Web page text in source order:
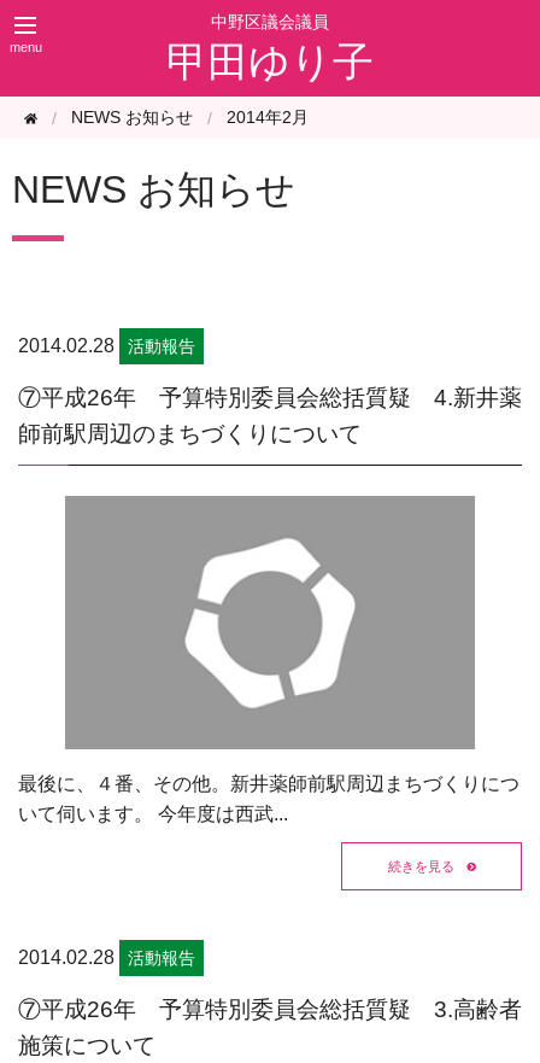
甲田ゆり子
NEWS お知らせ 2014年2月
NEWS お知らせ
2014.02.28 活動報告
⑦平成26年 予算特別委員会総括質疑 4.新井薬
師前駅周辺のまちづくりについて
最後に、４番、その他。新井薬師前駅周辺まちづくりにつ
いて伺います。 今年度は西武...
続きを見る
2014.02.28 活動報告
⑦平成26年 予算特別委員会総括質疑 3.高齢者
施策について